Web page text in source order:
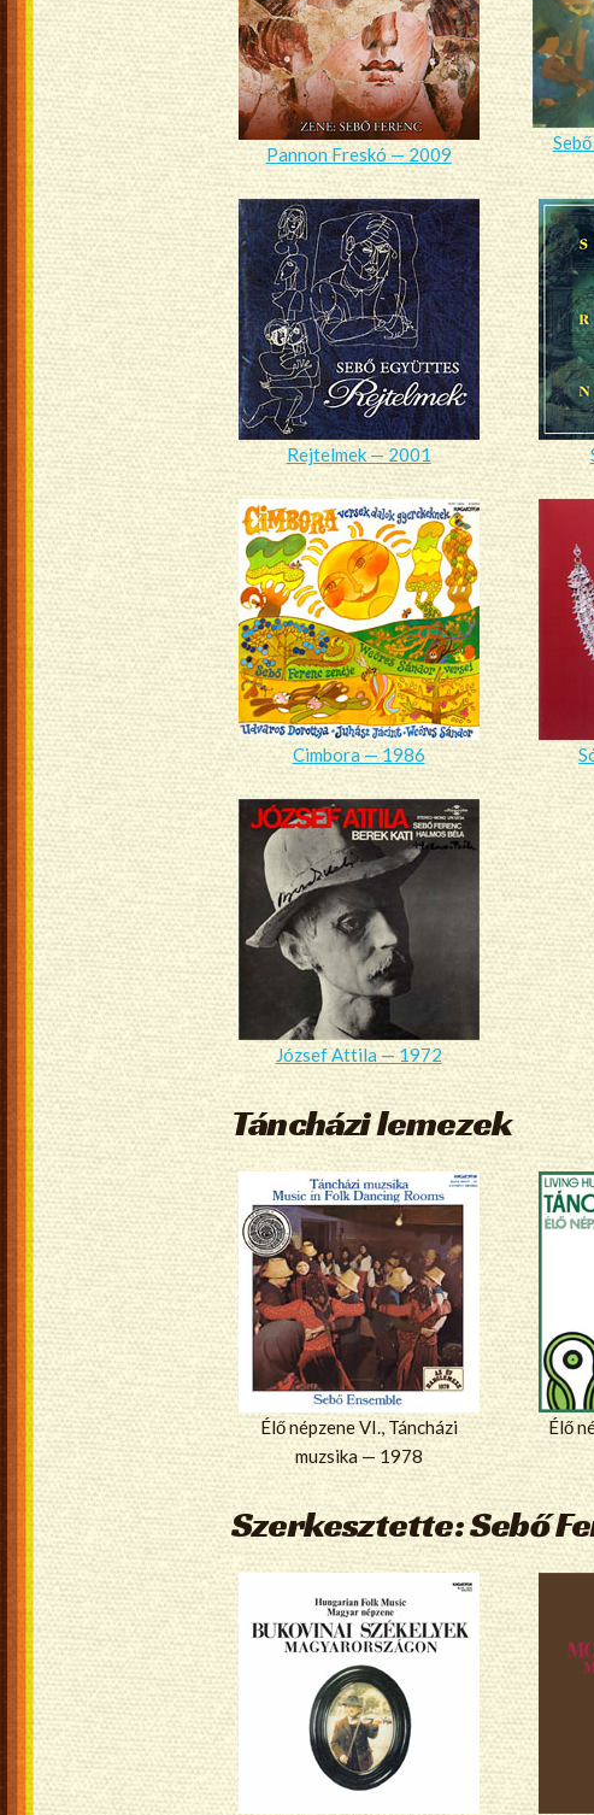
Pannon Freskó — 2009
Rejtelmek — 2001
Cimbora — 1986
József Attila — 1972
Táncházi lemezek
Élő népzene VI., Táncházi
muzsika — 1978
Élő
Szerkesztette: Sebő